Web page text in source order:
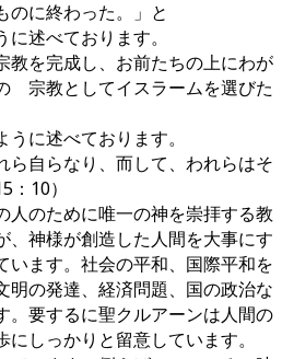
のに終わった。」と
述べております。
教を完成し、お前たちの上にわが
宗教としてイスラームを選びた
に述べております。
ら自らなり、而して、われらはそ
10）
人のために唯一の神を崇拝する教
、神様が創造した人間を大事にす
います。社会の平和、国際平和を
明の発達、経済問題、国の政治な
。要するに聖クルアーンは人間の
しっかりと留意しています。